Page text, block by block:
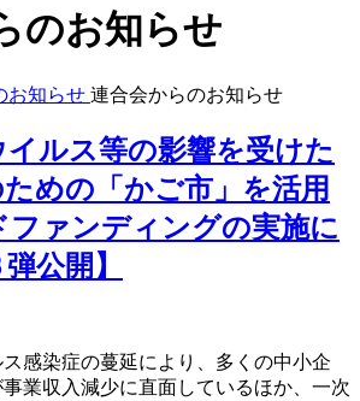
のお知らせ
お知らせ 連合会からのお知らせ
ルス等の影響を受けた
めの「かご市」を活用
ファンディングの実施に
公開】
感染症の蔓延により、多くの中小企
業収入減少に直面しているほか、一次